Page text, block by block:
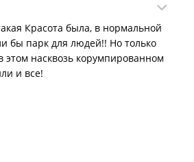
Красота была, в нормальной
бы парк для людей!! Но только
этом насквозь корумпированном
и все!